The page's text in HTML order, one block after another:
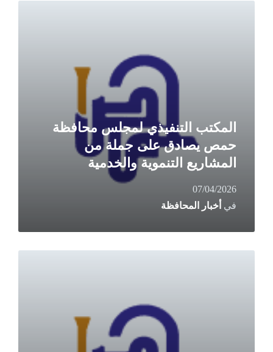
المكتب التنفيذي لمجلس محافظة
حمص يصادق على جملة من
المشاريع التنموية والخدمية
07/04/2026
في أخبار المحافظة